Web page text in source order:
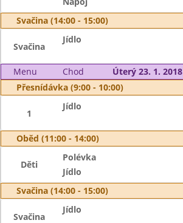
Svačina (14:00 - 15:00)
Svačina
Jídlo
Menu Chod
Úterý 23. 1. 2018
Přesnídávka (9:00 - 10:00)
1
Jídlo
Oběd (11:00 - 14:00)
Děti
Polévka
Jídlo
Svačina (14:00 - 15:00)
Svačina
Jídlo